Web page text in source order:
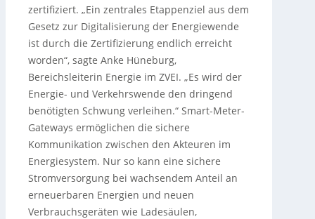
zertifiziert. „Ein zentrales Etappenziel aus dem
Gesetz zur Digitalisierung der Energiewende
ist durch die Zertifizierung endlich erreicht
worden“, sagte Anke Hüneburg,
Bereichsleiterin Energie im ZVEI. „Es wird der
Energie- und Verkehrswende den dringend
benötigten Schwung verleihen.“ Smart-Meter-
Gateways ermöglichen die sichere
Kommunikation zwischen den Akteuren im
Energiesystem. Nur so kann eine sichere
Stromversorgung bei wachsendem Anteil an
erneuerbaren Energien und neuen
Verbrauchsgeräten wie Ladesäulen,